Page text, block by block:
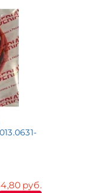
руб.